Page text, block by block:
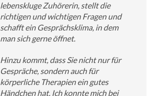
lebenskluge Zuhörerin, stellt die
richtigen und wichtigen Fragen und
schafft ein Gesprächsklima, in dem
man sich gerne öffnet.
Hinzu kommt, dass Sie nicht nur für
Gespräche, sondern auch für
körperliche Therapien ein gutes
Händchen hat. Ich konnte mich bei